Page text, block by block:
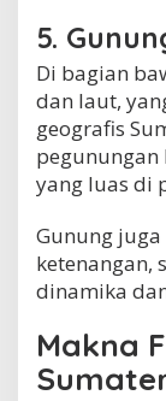
5.
Di bagian
dan laut,
geografis
pegunungan
yang luas di
Gunung
ketenangan,
dinamika
Makna